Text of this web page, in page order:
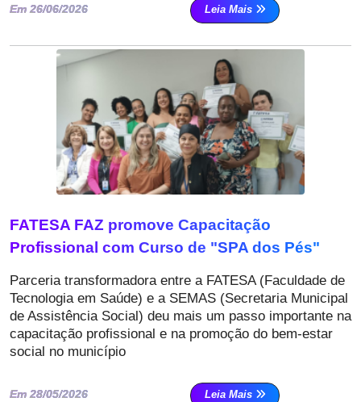
Em 26/06/2026 Leia Mais
FATESA FAZ promove Capacitação
Profissional com Curso de "SPA dos Pés"
Parceria transformadora entre a FATESA (Faculdade de
Tecnologia em Saúde) e a SEMAS (Secretaria Municipal
de Assistência Social) deu mais um passo importante na
capacitação profissional e na promoção do bem-estar
social no município
Em 28/05/2026 Leia Mais